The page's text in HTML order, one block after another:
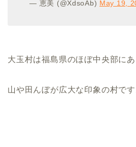
— 恵美 (@XdsoAb) May 19,
大玉村は福島県のほぼ中央部にあ
山や田んぼが広大な印象の村です